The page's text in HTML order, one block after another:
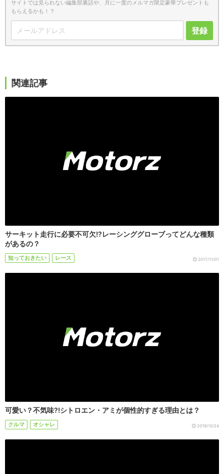
サイトでは見られない編集部裏話や、月に一度のメルマガ限定豪華プレゼントも
もらえるかも！？
登録
関連記事
サーキット走行に必要不可欠!?レーシンググローブってどんな種類
があるの？
知っておきたい レース 2017/11/01
可愛い？不気味?!シトロエン・アミが個性的すぎる理由とは？
クルマ オシャレ 2019/10/24